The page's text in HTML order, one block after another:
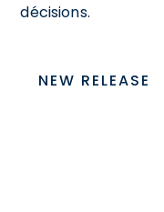
décisions.
NEW RELEASE